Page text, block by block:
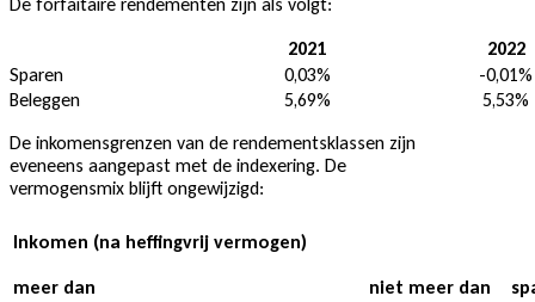
2021
2022
Sparen
0,03%
-0,01%
Beleggen
5,69%
5,53%
De inkomensgrenzen van de rendementsklassen zijn
eveneens aangepast met de indexering. De
vermogensmix blijft ongewijzigd:
Inkomen (na heffingvrij vermogen)
meer dan
niet meer dan